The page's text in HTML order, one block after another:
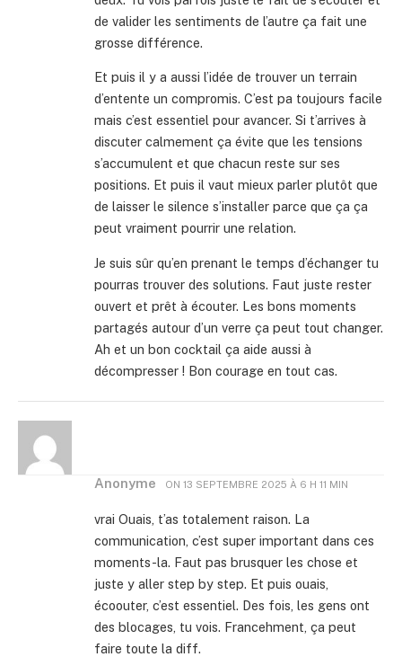
de valider les sentiments de l’autre ça fait une
grosse différence.
Et puis il y a aussi l’idée de trouver un terrain
d’entente un compromis. C’est pa toujours facile
mais c’est essentiel pour avancer. Si t’arrives à
discuter calmement ça évite que les tensions
s’accumulent et que chacun reste sur ses
positions. Et puis il vaut mieux parler plutôt que
de laisser le silence s’installer parce que ça ça
peut vraiment pourrir une relation.
Je suis sûr qu’en prenant le temps d’échanger tu
pourras trouver des solutions. Faut juste rester
ouvert et prêt à écouter. Les bons moments
partagés autour d’un verre ça peut tout changer.
Ah et un bon cocktail ça aide aussi à
décompresser ! Bon courage en tout cas.
Anonyme ON 13 SEPTEMBRE 2025 À 6 H 11 MIN
vrai Ouais, t’as totalement raison. La
communication, c’est super important dans ces
moments-la. Faut pas brusquer les chose et
juste y aller step by step. Et puis ouais,
écoouter, c’est essentiel. Des fois, les gens ont
des blocages, tu vois. Francehment, ça peut
faire toute la diff.